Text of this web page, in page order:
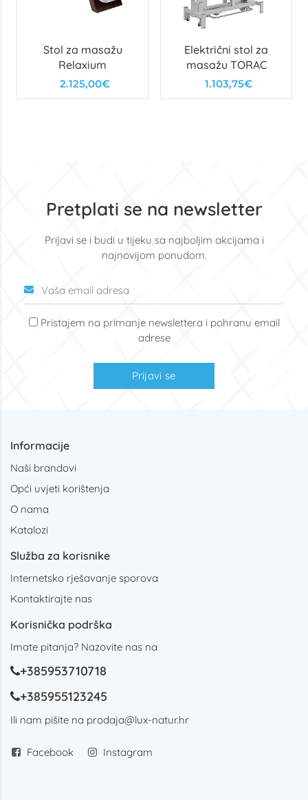
Stol za masažu
Relaxium
2.125,00€
Električni stol za
masažu TORAC
1.103,75€
Pretplati se na newsletter
Prijavi se i budi u tijeku sa najboljim akcijama i
najnovijom ponudom.
Pristajem na primanje newslettera i pohranu email
adrese
Prijavi se
Informacije
Naši brandovi
Opći uvjeti korištenja
O nama
Katalozi
Služba za korisnike
Internetsko rješavanje sporova
Kontaktirajte nas
Korisnička podrška
Imate pitanja? Nazovite nas na
+385953710718
+385955123245
Ili nam pišite na prodaja@lux-natur.hr
Facebook Instagram